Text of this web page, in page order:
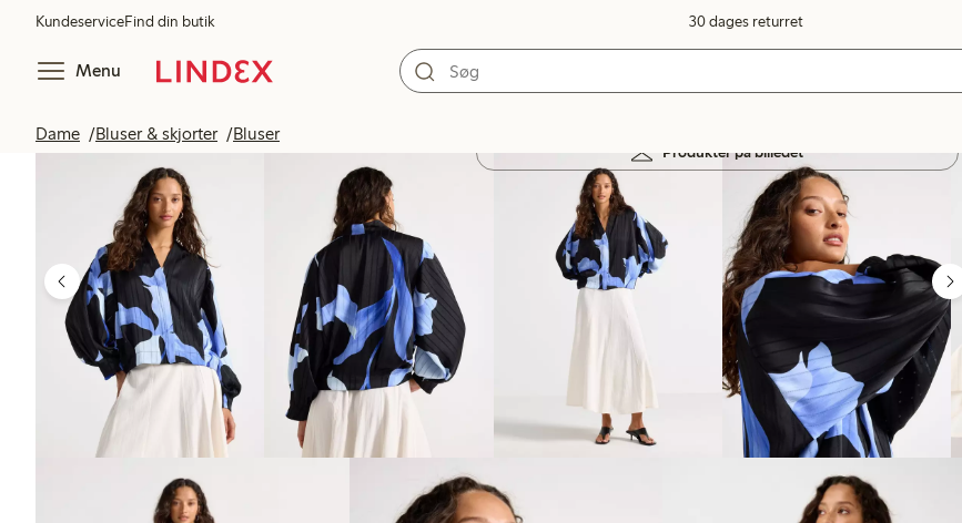
KundeserviceFind din butik 30 dages returret
Menu
Dame Bluser & skjorter Bluser
Produkter på billedet